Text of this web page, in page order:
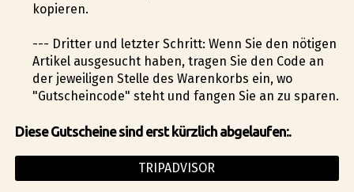
kopieren.
--- Dritter und letzter Schritt: Wenn Sie den nötigen
Artikel ausgesucht haben, tragen Sie den Code an
der jeweiligen Stelle des Warenkorbs ein, wo
"Gutscheincode" steht und fangen Sie an zu sparen.
Diese Gutscheine sind erst kürzlich abgelaufen:.
TRIPADVISOR